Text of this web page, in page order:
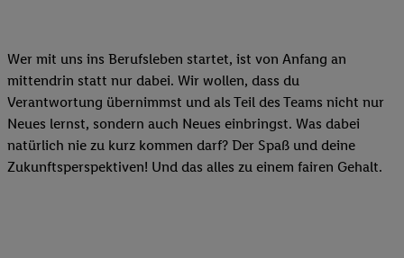
Wer mit uns ins Berufsleben startet, ist von Anfang an
mittendrin statt nur dabei. Wir wollen, dass du
Verantwortung übernimmst und als Teil des Teams nicht nur
Neues lernst, sondern auch Neues einbringst. Was dabei
natürlich nie zu kurz kommen darf? Der Spaß und deine
Zukunftsperspektiven! Und das alles zu einem fairen Gehalt.